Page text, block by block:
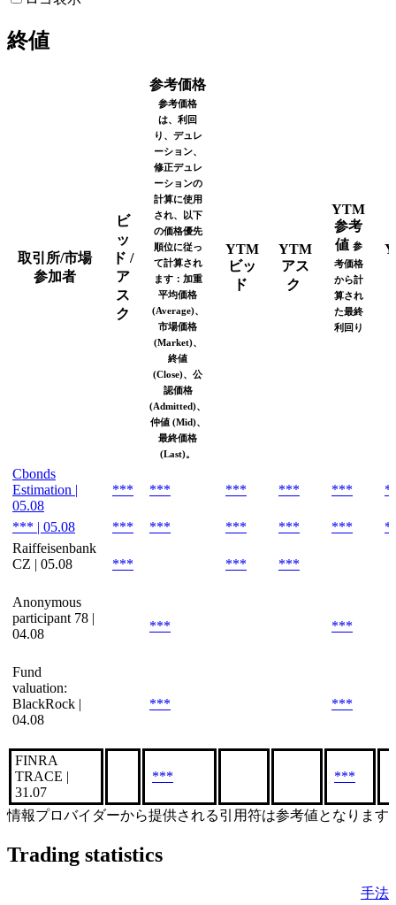
終値
取引所/市場
参加者
ビ
ッ
ド /
ア
ス
ク
参考価格
参考価格
は、利回
り、デュレ
ーション、
修正デュレ
ーションの
計算に使用
され、以下
の価格優先
順位に従っ
て計算され
ます：加重
平均価格
(Average)、
市場価格
(Market)、
終値
(Close)、公
認価格
(Admitted)、
仲値 (Mid)、
最終価格
(Last)。
YTM
ビッ
ド
YTM
アス
ク
YTM
参考
値 参
考価格
から計
算され
た最終
利回り
Cbonds
Estimation |
05.08
*** *** *** *** ***
*** | 05.08 *** *** *** *** ***
Raiffeisenbank
CZ | 05.08
*** *** ***
Anonymous
participant 78 |
04.08
*** ***
Fund
valuation:
BlackRock |
04.08
*** ***
FINRA
TRACE |
31.07
*** ***
情報プロバイダーから提供される引用符は参考値となります
Trading statistics
手法